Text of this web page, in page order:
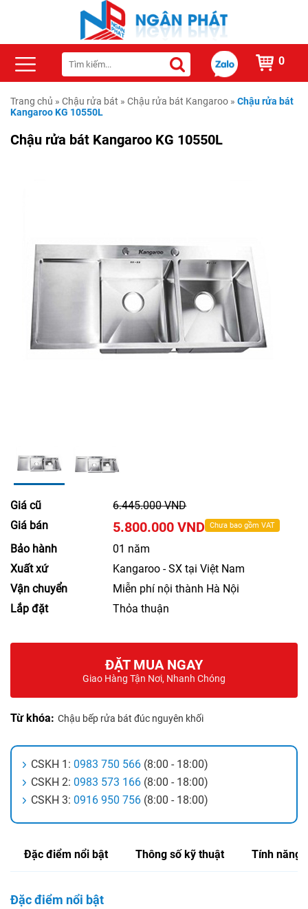
0
Trang chủ » Chậu rửa bát » Chậu rửa bát Kangaroo » Chậu rửa bát
Kangaroo KG 10550L
Chậu rửa bát Kangaroo KG 10550L
Giá cũ
6.445.000 VND
Giá bán
5.800.000 VND Chưa bao gồm VAT
Bảo hành
01 năm
Xuất xứ
Kangaroo - SX tại Việt Nam
Vận chuyển
Miễn phí nội thành Hà Nội
Lắp đặt
Thỏa thuận
ĐẶT MUA NGAY
Giao Hàng Tận Nơi, Nhanh Chóng
Từ khóa: Chậu bếp rửa bát đúc nguyên khối
CSKH 1: 0983 750 566 (8:00 - 18:00)
CSKH 2: 0983 573 166 (8:00 - 18:00)
CSKH 3: 0916 950 756 (8:00 - 18:00)
Đặc điểm nổi bật Thông số kỹ thuật Tính năng
Đặc điểm nổi bật